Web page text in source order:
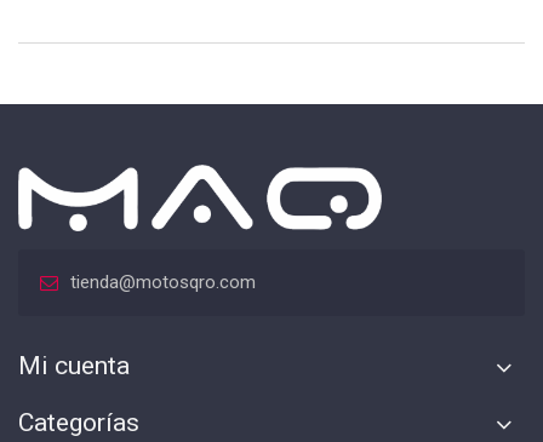
tienda@motosqro.com
Mi cuenta
Categorías